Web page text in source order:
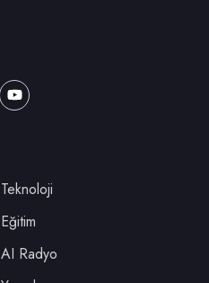
Teknoloji
Eğitim
AI Radyo